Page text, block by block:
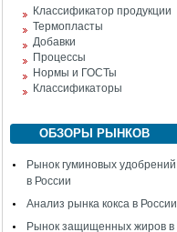
Классификатор продукции
Термопласты
Добавки
Процессы
Нормы и ГОСТы
Классификаторы
ОБЗОРЫ РЫНКОВ
Рынок гуминовых удобрений
в России
Анализ рынка кокса в России
Рынок защищенных жиров в